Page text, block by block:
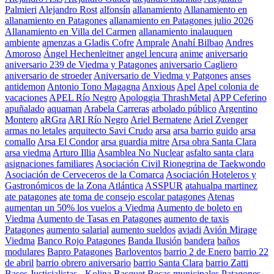
Palmieri Alejandro Rost alfonsín allanamiento Allanamiento en
allanamiento en Patagones allanamiento en Patagones julio 2026
Allanamiento en Villa del Carmen allanamiento inalauquen
ambiente amenzas a Gladis Cofre Amprale Anahí Bilbao Andres
Amoroso Ángel Hechenleitner angel lencura anime aniversario
aniversario 239 de Viedma y Patagones aniversario Cagliero
aniversario de stroeder Aniversario de Viedma y Patgones anses
antidemon Antonio Tono Magagna Anxious Apel Apel colonia de
vacaciones APEL Río Negro Apologgia ThrashMetal APP Ceferino
apuñalado aquaman Arabela Carreras arbolado público Argentino
Montero aRGra ARI Río Negro Ariel Bernatene Ariel Zvenger
armas no letales arquitecto Savi Crudo arsa arsa barrio guido arsa
comallo Arsa El Condor arsa guardia mitre Arsa obra Santa Clara
arsa viedma Arturo Illia Asamblea No Nuclear asfalto santa clara
asignaciones familiares Asociación Civil Rionegrina de Taekwondo
Asociación de Cerveceros de la Comarca Asociación Hoteleros y
Gastronómicos de la Zona Atlántica ASSPUR atahualpa martinez
ate patagones ate toma de consejo escolar patagones Atenas
aumentan un 50% los vuelos a Viedma Aumento de boleto en
Viedma Aumento de Tasas en Patagones aumento de taxis
Patagones aumento salarial aumento sueldos aviadi Avión Mirage
Viedma Banco Rojo Patagones Banda Ilusión bandera baños
modulares Bapro Patagones Barloventos barrio 2 de Enero barrio 22
de abril barrio obrero aniversario barrio Santa Clara barrio Zatti